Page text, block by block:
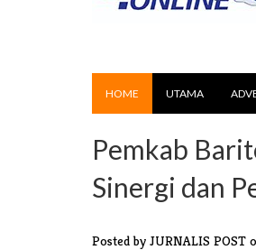
HOME UTAMA
Pemkab
Sinergi dan
Posted by JURNALIS POST